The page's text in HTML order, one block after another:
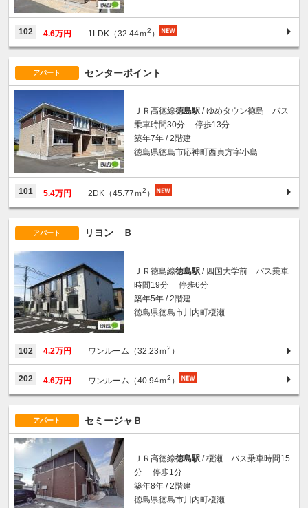
102 4.6万円 1LDK（32.44ｍ2 ）
アパート センターポイント
ＪＲ高徳線徳島駅 / ゆめタウン徳島 バス
乗車時間30分 停歩13分
築年7年 / 2階建
徳島県徳島市応神町西貞方字小島
101 5.4万円 2DK（45.77ｍ2 ）
アパート リヨン Ｂ
ＪＲ徳島線徳島駅 / 四国大学前 バス乗車
時間19分 停歩6分
築年5年 / 2階建
徳島県徳島市川内町榎瀬
102 4.2万円 ワンルーム（32.23ｍ2 ）
202 4.6万円 ワンルーム（40.94ｍ2 ）
アパート セミージャＢ
ＪＲ高徳線徳島駅 / 榎瀬 バス乗車時間15
分 停歩1分
築年8年 / 2階建
徳島県徳島市川内町榎瀬